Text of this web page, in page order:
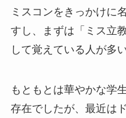
ミスコンをきっかけに
すし、まずは「ミス立
して覚えている人が多
もともとは華やかな学
存在でしたが、最近は